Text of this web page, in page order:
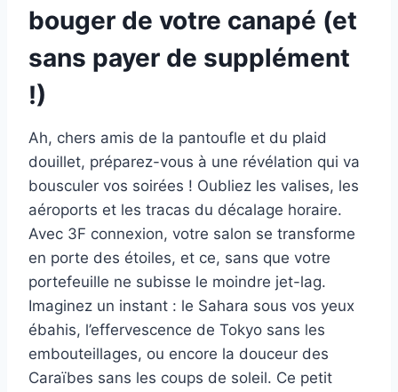
bouger de votre canapé (et
sans payer de supplément
!)
Ah, chers amis de la pantoufle et du plaid
douillet, préparez-vous à une révélation qui va
bousculer vos soirées ! Oubliez les valises, les
aéroports et les tracas du décalage horaire.
Avec 3F connexion, votre salon se transforme
en porte des étoiles, et ce, sans que votre
portefeuille ne subisse le moindre jet-lag.
Imaginez un instant : le Sahara sous vos yeux
ébahis, l’effervescence de Tokyo sans les
embouteillages, ou encore la douceur des
Caraïbes sans les coups de soleil. Ce petit